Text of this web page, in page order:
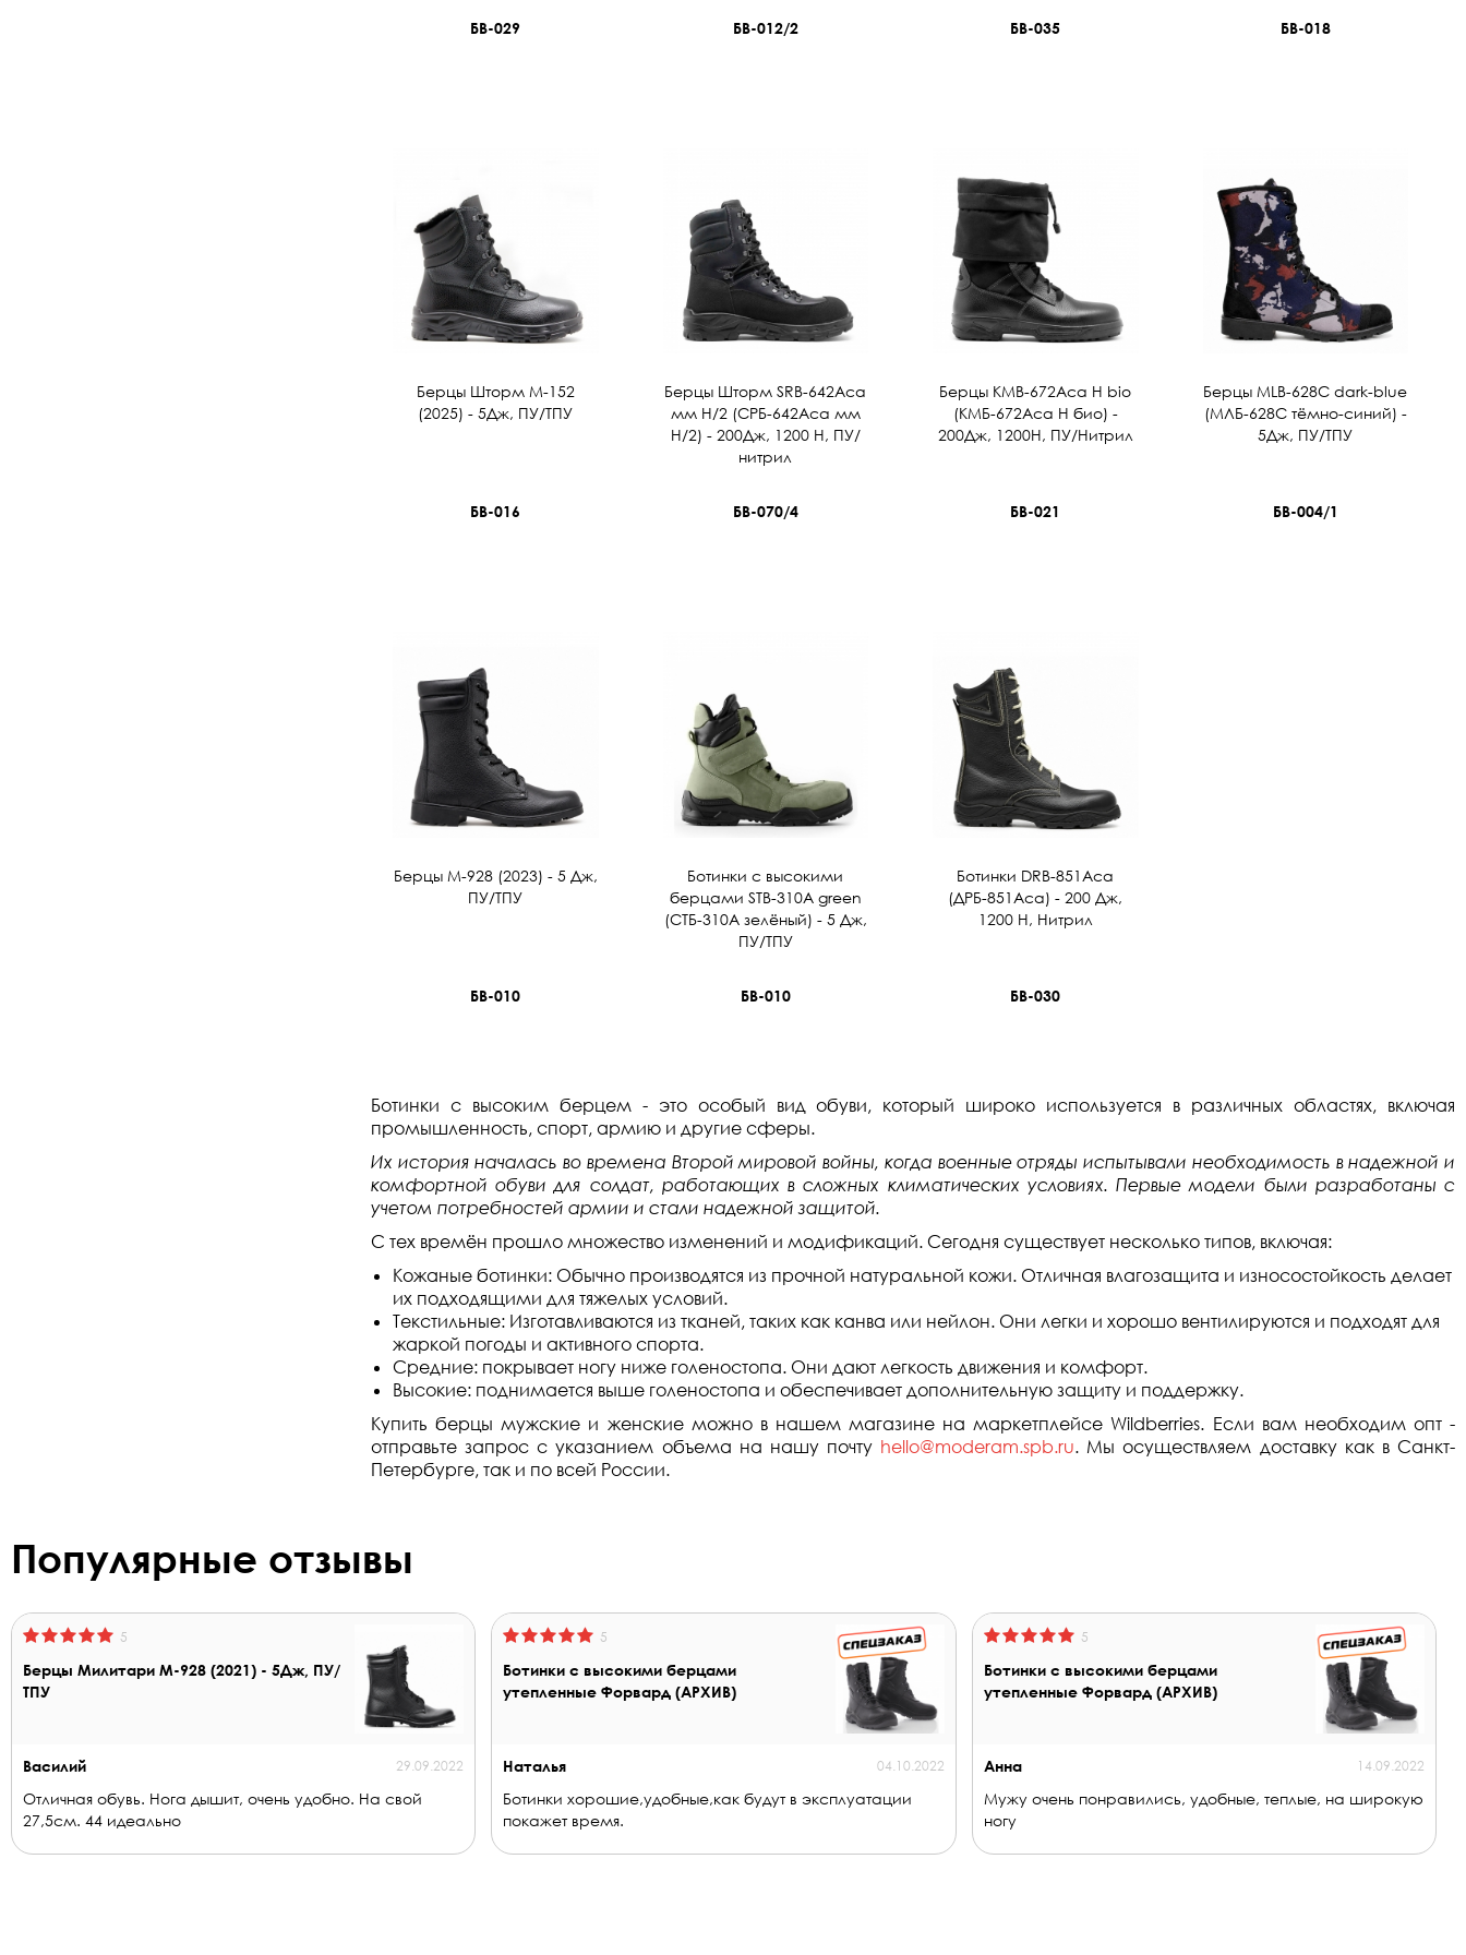
БВ-029 БВ-012/2 БВ-035 БВ-018
Берцы Шторм М-152
(2025) - 5Дж, ПУ/ТПУ
БВ-016
Берцы Шторм SRВ-642Аса
мм Н/2 (СРБ-642Аса мм
Н/2) - 200Дж, 1200 Н, ПУ/
нитрил
БВ-070/4
Берцы KMB-672Аса Н bio
(КМБ-672Аса Н био) -
200Дж, 1200Н, ПУ/Нитрил
БВ-021
Берцы MLB-628С dark-blue
(МЛБ-628С тёмно-синий) -
5Дж, ПУ/ТПУ
БВ-004/1
Берцы М-928 (2023) - 5 Дж,
ПУ/ТПУ
БВ-010
Ботинки с высокими
берцами STB-310А green
(СТБ-310А зелёный) - 5 Дж,
ПУ/ТПУ
БВ-010
Ботинки DRB-851Аса
(ДРБ-851Аса) - 200 Дж,
1200 Н, Нитрил
БВ-030
Ботинки с высоким берцем - это особый вид обуви, который широко используется в различных областях, включая
промышленность, спорт, армию и другие сферы.
Их история началась во времена Второй мировой войны, когда военные отряды испытывали необходимость в надежной и
комфортной обуви для солдат, работающих в сложных климатических условиях. Первые модели были разработаны с
учетом потребностей армии и стали надежной защитой.
С тех времён прошло множество изменений и модификаций. Сегодня существует несколько типов, включая:
Кожаные ботинки: Обычно производятся из прочной натуральной кожи. Отличная влагозащита и износостойкость делает
их подходящими для тяжелых условий.
Текстильные: Изготавливаются из тканей, таких как канва или нейлон. Они легки и хорошо вентилируются и подходят для
жаркой погоды и активного спорта.
Средние: покрывает ногу ниже голеностопа. Они дают легкость движения и комфорт.
Высокие: поднимается выше голеностопа и обеспечивает дополнительную защиту и поддержку.
Купить берцы мужские и женские можно в нашем магазине на маркетплейсе Wildberries. Если вам необходим опт -
отправьте запрос с указанием объема на нашу почту hello@moderam.spb.ru. Мы осуществляем доставку как в Санкт-
Петербурге, так и по всей России.
Популярные отзывы
5
Берцы Милитари М-928 (2021) - 5Дж, ПУ/
ТПУ
Василий 29.09.2022
Отличная обувь. Нога дышит, очень удобно. На свой
27,5см. 44 идеально
5
Ботинки с высокими берцами
утепленные Форвард (АРХИВ)
Наталья 04.10.2022
Ботинки хорошие,удобные,как будут в эксплуатации
покажет время.
5
Ботинки с высокими берцами
утепленные Форвард (АРХИВ)
Анна 14.09.2022
Мужу очень понравились, удобные, теплые, на широкую
ногу